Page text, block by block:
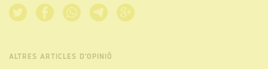
ALTRES ARTICLES D'OPINIÓ